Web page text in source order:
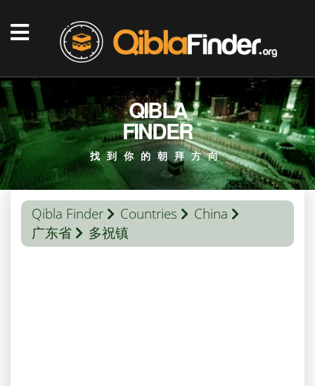
QIBLA
FINDER
找到你的朝拜方向
Qibla Finder Countries
China
广东省
多祝镇